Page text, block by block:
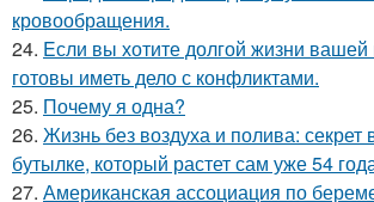
кровообращения.
24. Eсли вы хотите долгой жизни вашей
готовы иметь дело с конфликтами.
25. Почему я одна?
26. Жизнь без воздуха и полива: секрет
бутылке, который растет сам уже 54
27. Американская ассоциация по